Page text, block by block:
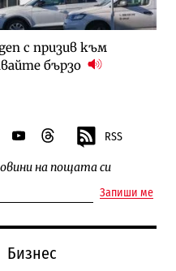
с призив към
бързо
youtubethreads RSS
на пощата си
Запиши ме
Бизнес